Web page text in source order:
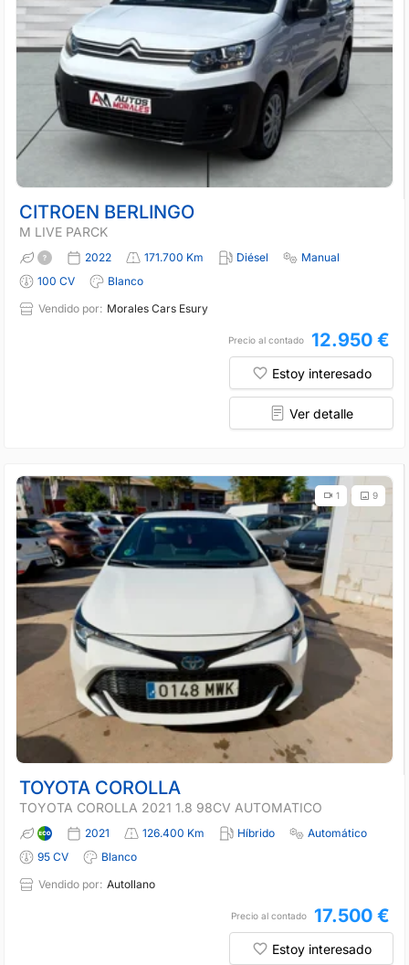
CITROEN BERLINGO
M LIVE PARCK
2022 171.700 Km Diésel
Manual
100 CV
Blanco
Vendido por: Morales Cars Esury
Precio al contado 12.950 €
Estoy interesado
Ver detalle
9
1
TOYOTA COROLLA
TOYOTA COROLLA 2021 1.8 98CV AUTOMATICO
2021 126.400 Km Híbrido
Automático
95 CV
Blanco
Vendido por: Autollano
Precio al contado 17.500 €
Estoy interesado